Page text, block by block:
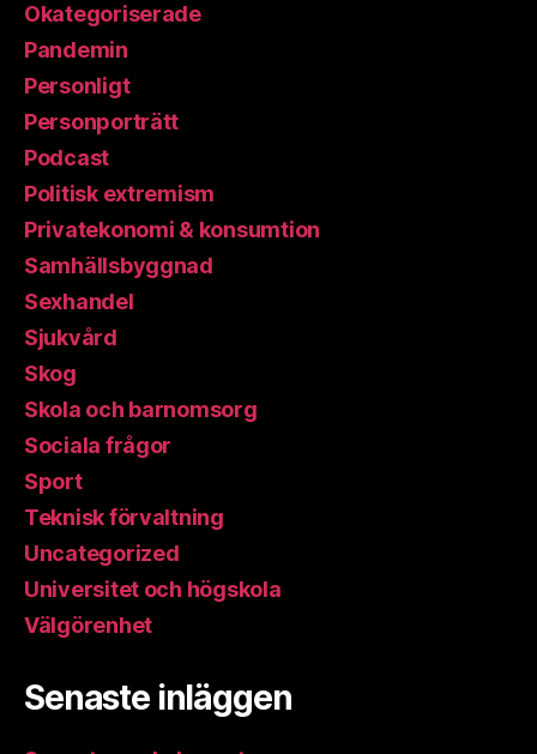
Okategoriserade
Pandemin
Personligt
Personporträtt
Podcast
Politisk extremism
Privatekonomi & konsumtion
Samhällsbyggnad
Sexhandel
Sjukvård
Skog
Skola och barnomsorg
Sociala frågor
Sport
Teknisk förvaltning
Uncategorized
Universitet och högskola
Välgörenhet
Senaste inläggen